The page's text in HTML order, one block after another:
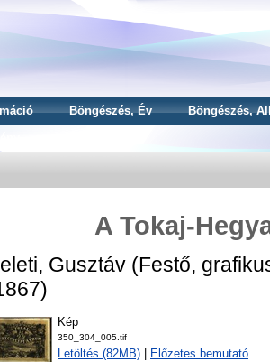
Böngészés, Év
Böngészés,
A Tokaj-
Gusztáv (Festő,
Kép
350_304_005.tif
Letöltés (82MB) Előzetes bemutató